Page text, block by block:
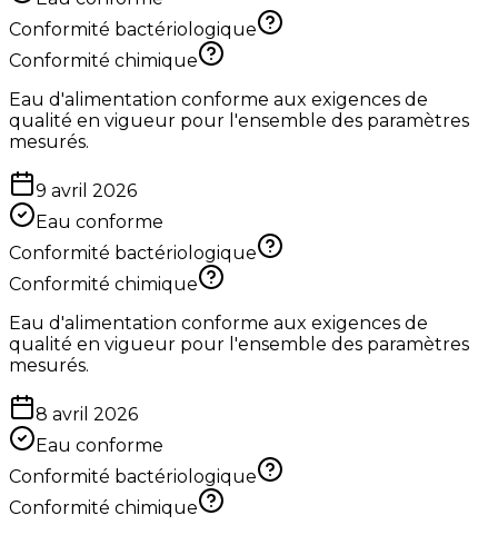
Conformité bactériologique
Conformité chimique
Eau d'alimentation conforme aux exigences de
qualité en vigueur pour l'ensemble des paramètres
mesurés.
9 avril 2026
Eau conforme
Conformité bactériologique
Conformité chimique
Eau d'alimentation conforme aux exigences de
qualité en vigueur pour l'ensemble des paramètres
mesurés.
8 avril 2026
Eau conforme
Conformité bactériologique
Conformité chimique